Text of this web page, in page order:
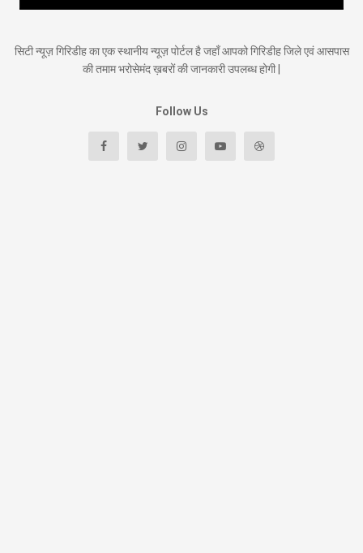
सिटी न्यूज़ गिरिडीह का एक स्थानीय न्यूज़ पोर्टल है जहाँ आपको गिरिडीह जिले एवं आसपास
की तमाम भरोसेमंद ख़बरों की जानकारी उपलब्ध होगी |
Follow Us